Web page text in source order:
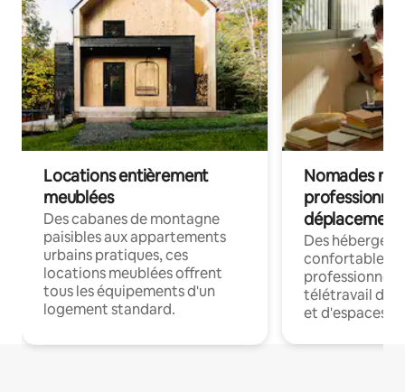
Locations entièrement
meublées
Des cabanes de montagne
paisibles aux appartements
urbains pratiques, ces
locations meublées offrent
tous les équipements d'un
logement standard.
Nomades
déplacement
Des
confortables
professionnels
télétravail
et d'espaces